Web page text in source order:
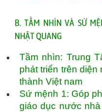
B. TẦM NHÌN VÀ SỨ
NHẬT QUANG
Tầm nhìn: Trung
phát triển trên diện
thành Việt nam
Sứ mệnh 1: Góp
giáo dục nước